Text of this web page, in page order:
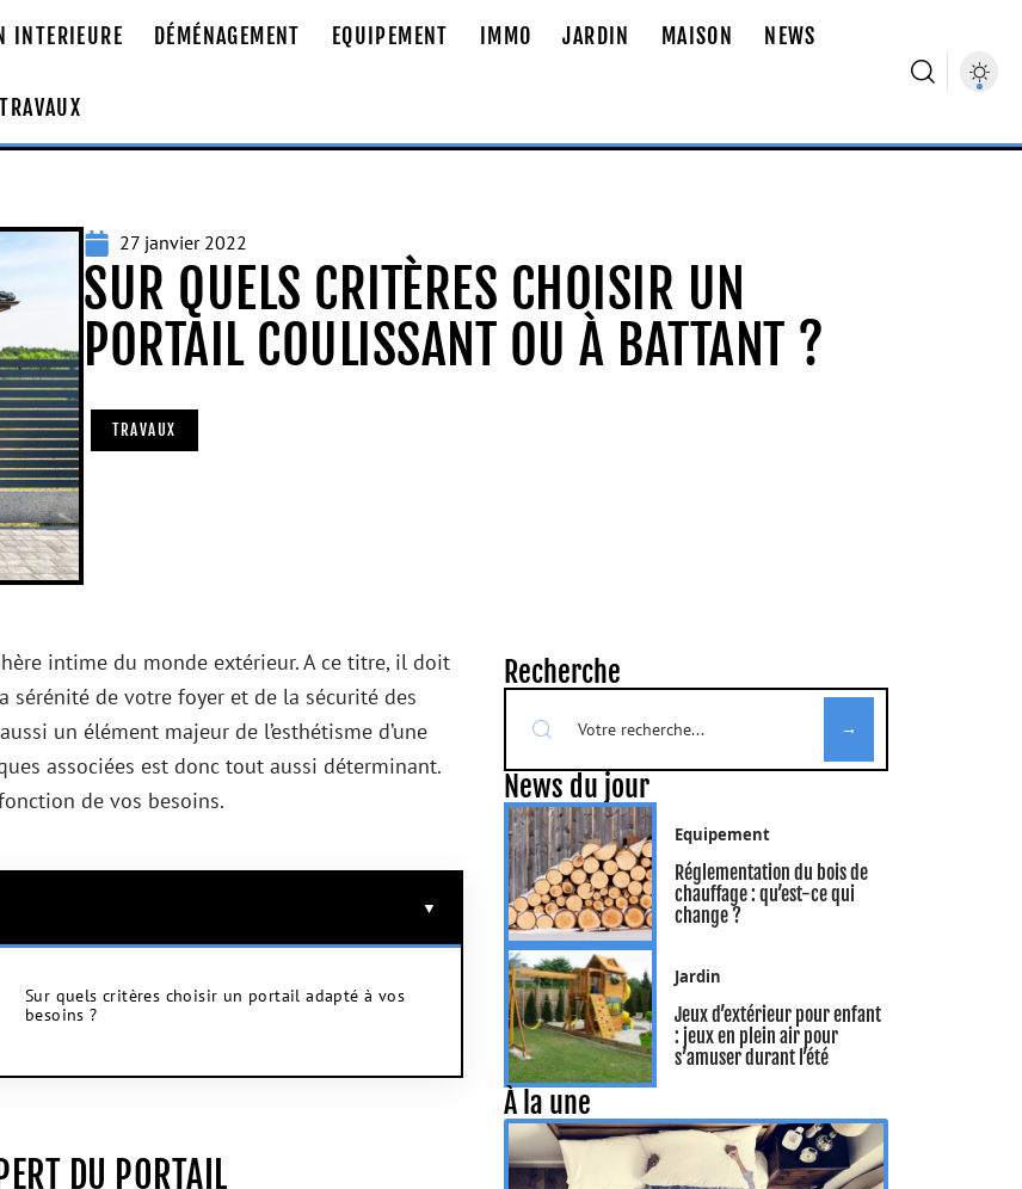
INTERIEURE DÉMÉNAGEMENT EQUIPEMENT IMMO JARDIN MAISON NEWS
TRAVAUX
27 janvier 2022
SUR QUELS CRITÈRES CHOISIR UN
PORTAIL COULISSANT OU À BATTANT ?
TRAVAUX
intime du monde extérieur. A ce titre, il doit
sérénité de votre foyer et de la sécurité des
un élément majeur de l’esthétisme d’une
associées est donc tout aussi déterminant.
de vos besoins.
Sur quels critères choisir un portail adapté à vos
besoins ?
DU PORTAIL
Recherche
News du jour
Equipement
Réglementation du bois de
chauffage : qu’est-ce qui
change ?
Jardin
Jeux d’extérieur pour enfant
: jeux en plein air pour
s’amuser durant l’été
À la une